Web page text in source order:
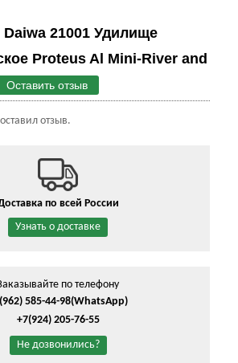
Daiwa 21001 Удилище
Proteus Al Mini-River and
Оставить отзыв
отзыв.
по всей России
Узнать о доставке
по телефону
585-44-98(WhatsApp)
+7(924) 205-76-55
Не дозвонились?